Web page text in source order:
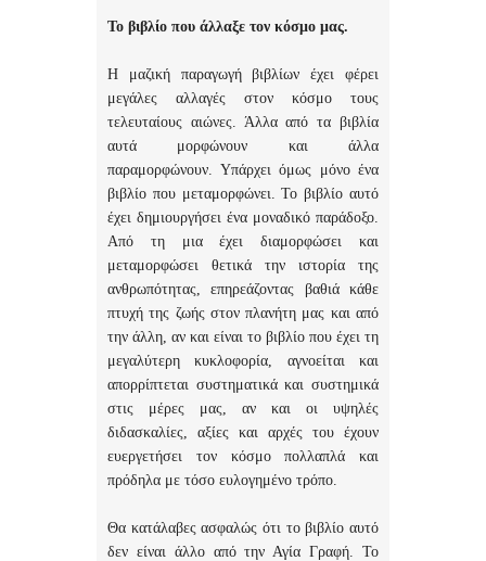
Το βιβλίο που άλλαξε τον κόσμο μας.
Η μαζική παραγωγή βιβλίων έχει φέρει
μεγάλες αλλαγές στον κόσμο τους
τελευταίους αιώνες. Άλλα από τα βιβλία
αυτά μορφώνουν και άλλα
παραμορφώνουν. Υπάρχει όμως μόνο ένα
βιβλίο που μεταμορφώνει. Το βιβλίο αυτό
έχει δημιουργήσει ένα μοναδικό παράδοξο.
Από τη μια έχει διαμορφώσει και
μεταμορφώσει θετικά την ιστορία της
ανθρωπότητας, επηρεάζοντας βαθιά κάθε
πτυχή της ζωής στον πλανήτη μας και από
την άλλη, αν και είναι το βιβλίο που έχει τη
μεγαλύτερη κυκλοφορία, αγνοείται και
απορρίπτεται συστηματικά και συστημικά
στις μέρες μας, αν και οι υψηλές
διδασκαλίες, αξίες και αρχές του έχουν
ευεργετήσει τον κόσμο πολλαπλά και
πρόδηλα με τόσο ευλογημένο τρόπο.
Θα κατάλαβες ασφαλώς ότι το βιβλίο αυτό
δεν είναι άλλο από την Αγία Γραφή. Το